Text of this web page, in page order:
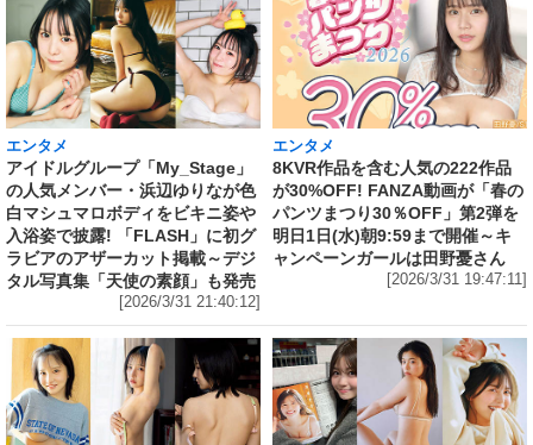
エンタメ
アイドルグループ「My_Stage」
の人気メンバー・浜辺ゆりなが色
白マシュマロボディをビキニ姿や
入浴姿で披露! 「FLASH」に初グ
ラビアのアザーカット掲載～デジ
タル写真集「天使の素顔」も発売
[2026/3/31 21:40:12]
エンタメ
8KVR作品を含む人気の222作品
が30%OFF! FANZA動画が「春の
パンツまつり30％OFF」第2弾を
明日1日(水)朝9:59まで開催～キ
ャンペーンガールは田野憂さん
[2026/3/31 19:47:11]